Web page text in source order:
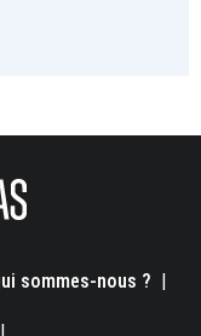
sommes-nous ? |
|